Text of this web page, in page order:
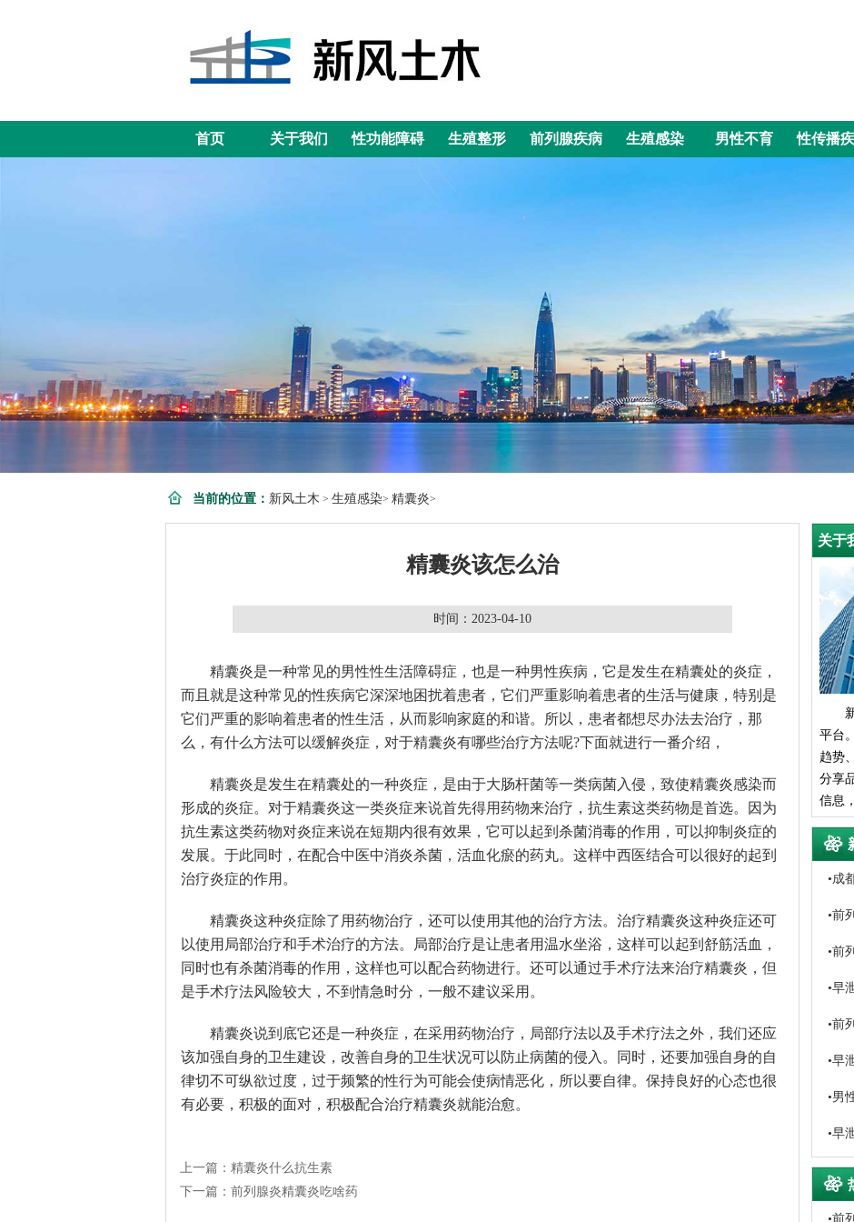
首页 关于我们 性功能障碍 生殖整形 前列腺疾病 生殖感染 男性不育 性传播
当前的位置： 新风土木 > 生殖感染> 精囊炎>
精囊炎该怎么治
时间：2023-04-10
精囊炎是一种常见的男性性生活障碍症，也是一种男性疾病，它是发生在精囊处的炎症，
而且就是这种常见的性疾病它深深地困扰着患者，它们严重影响着患者的生活与健康，特别是
它们严重的影响着患者的性生活，从而影响家庭的和谐。所以，患者都想尽办法去治疗，那
么，有什么方法可以缓解炎症，对于精囊炎有哪些治疗方法呢?下面就进行一番介绍，
精囊炎是发生在精囊处的一种炎症，是由于大肠杆菌等一类病菌入侵，致使精囊炎感染而
形成的炎症。对于精囊炎这一类炎症来说首先得用药物来治疗，抗生素这类药物是首选。因为
抗生素这类药物对炎症来说在短期内很有效果，它可以起到杀菌消毒的作用，可以抑制炎症的
发展。于此同时，在配合中医中消炎杀菌，活血化瘀的药丸。这样中西医结合可以很好的起到
治疗炎症的作用。
精囊炎这种炎症除了用药物治疗，还可以使用其他的治疗方法。治疗精囊炎这种炎症还可
以使用局部治疗和手术治疗的方法。局部治疗是让患者用温水坐浴，这样可以起到舒筋活血，
同时也有杀菌消毒的作用，这样也可以配合药物进行。还可以通过手术疗法来治疗精囊炎，但
是手术疗法风险较大，不到情急时分，一般不建议采用。
精囊炎说到底它还是一种炎症，在采用药物治疗，局部疗法以及手术疗法之外，我们还应
该加强自身的卫生建设，改善自身的卫生状况可以防止病菌的侵入。同时，还要加强自身的自
律切不可纵欲过度，过于频繁的性行为可能会使病情恶化，所以要自律。保持良好的心态也很
有必要，积极的面对，积极配合治疗精囊炎就能治愈。
上一篇： 精囊炎什么抗生素
下一篇： 前列腺炎精囊炎吃啥药
关于
平台
趋势
分享
信息
•成
•前
•前
•早
•前
•早
•男
•早
间
•前